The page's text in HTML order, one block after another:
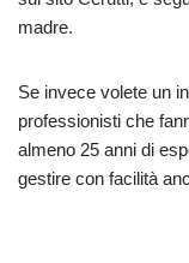
madre.
Se invece volete un
professionisti che
almeno 25 anni di
gestire con facilità